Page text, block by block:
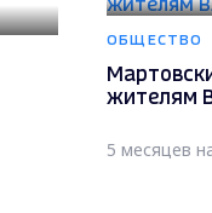
ОБЩЕСТВО
жителям
5 месяцев